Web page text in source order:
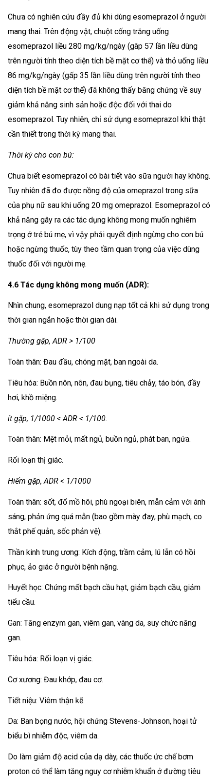
Chưa có nghiên cứu đầy đủ khi dùng esomeprazol ở người
mang thai. Trên động vật, chuột cống trắng uống
esomeprazol liều 280 mg/kg/ngày (gâp 57 lần liều dùng
trên người tính theo diện tích bề mặt cơ thể) và thỏ uống liều
86 mg/kg/ngày (gấp 35 lần liều dùng trên người tính theo
diện tích bề mặt cơ thể) đã không thấy băng chứng về suy
giảm khả năng sinh sản hoặc độc đối với thai do
esomeprazol. Tuy nhiên, chỉ sử dụng esomeprazol khi thật
cần thiết trong thời kỳ mang thai.
Thời kỳ cho con bú:
Chưa biết esomeprazol có bài tiết vào sữa người hay không.
Tuy nhiên đã đo được nồng độ của omeprazol trong sữa
của phụ nữ sau khi uống 20 mg omeprazol. Esomeprazol có
khả năng gây ra các tác dụng không mong muốn nghiêm
trọng ở trẻ bú mẹ, vì vậy phải quyết định ngừng cho con bú
hoặc ngừng thuốc, tùy theo tầm quan trọng của việc dùng
thuốc đối với người mẹ.
4.6 Tác dụng không mong muốn (ADR):
Nhìn chung, esomeprazol dung nạp tốt cả khi sử dụng trong
thời gian ngắn hoặc thời gian dài.
Thường gặp, ADR > 1/100
Toàn thân: Đau đầu, chóng mặt, ban ngoài da.
Tiêu hóa: Buồn nôn, nôn, đau bụng, tiêu chảy, táo bón, đầy
hơi, khồ miệng.
ít gặp, 1/1000 < ADR < 1/100.
Toàn thân: Mệt mỏi, mất ngủ, buồn ngủ, phát ban, ngứa.
Rối loạn thị giác.
Hiếm gặp, ADR < 1/1000
Toàn thân: sốt, đổ mồ hôi, phù ngoại biên, mẫn cảm với ánh
sáng, phản ứng quá mẫn (bao gồm mày đay, phù mạch, co
thắt phế quản, sốc phản vệ).
Thần kinh trung ương: Kích động, trầm cảm, lú lẫn có hồi
phục, ảo giác ở người bệnh nặng.
Huyết học: Chứng mất bạch cầu hạt, giảm bạch cầu, giảm
tiểu cầu.
Gan: Tăng enzym gan, viêm gan, vàng da, suy chức năng
gan.
Tiêu hóa: Rối loạn vị giác.
Cơ xương: Đau khớp, đau cơ.
Tiết niệu: Viêm thận kẽ.
Da: Ban bọng nước, hội chứng Stevens-Johnson, hoại tử
biểu bì nhiễm độc, viêm da.
Do làm giảm độ acid của dạ dày, các thuốc ức chế bơm
proton có thể làm tăng nguy cơ nhiễm khuẩn ở đường tiêu